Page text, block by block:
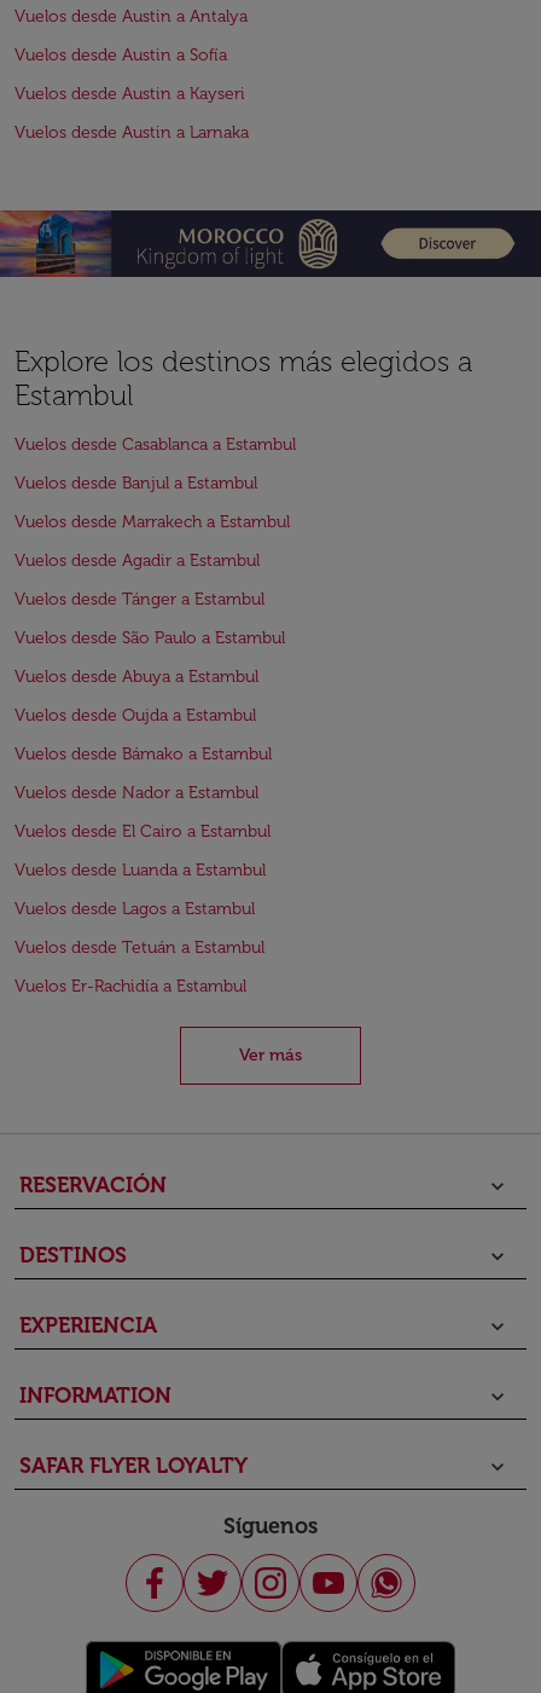
Vuelos desde Austin a Antalya
Vuelos desde Austin a Sofía
Vuelos desde Austin a Kayseri
Vuelos desde Austin a Larnaka
Explore los destinos más elegidos a
Estambul
Vuelos desde Casablanca a Estambul
Vuelos desde Banjul a Estambul
Vuelos desde Marrakech a Estambul
Vuelos desde Agadir a Estambul
Vuelos desde Tánger a Estambul
Vuelos desde São Paulo a Estambul
Vuelos desde Abuya a Estambul
Vuelos desde Oujda a Estambul
Vuelos desde Bámako a Estambul
Vuelos desde Nador a Estambul
Vuelos desde El Cairo a Estambul
Vuelos desde Luanda a Estambul
Vuelos desde Lagos a Estambul
Vuelos desde Tetuán a Estambul
Vuelos Er-Rachidía a Estambul
Ver más
RESERVACIÓN keyboard_arrow_down
DESTINOS keyboard_arrow_down
EXPERIENCIA keyboard_arrow_down
INFORMATION keyboard_arrow_down
SAFAR FLYER LOYALTY keyboard_arrow_down
Síguenos